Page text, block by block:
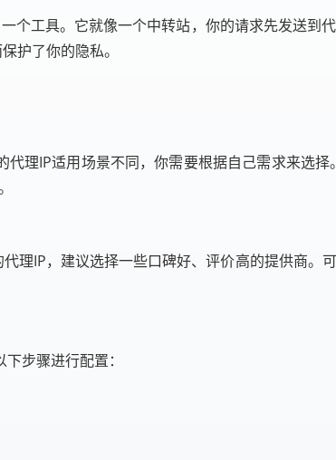
个工具。它就像一个中转站，你的请求先发送到
护了你的隐私。
理IP适用场景不同，你需要根据自己需求来选
理IP，建议选择一些口碑好、评价高的提供商。
步骤进行配置：